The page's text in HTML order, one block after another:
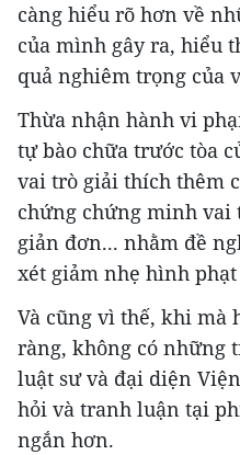
càng hiểu rõ hơn về
của mình gây ra, hiểu
quả nghiêm trọng của
Thừa nhận hành vi
tự bào chữa trước tòa
vai trò giải thích thêm
chứng chứng minh vai
giản đơn... nhằm đề
xét giảm nhẹ hình phạt
Và cũng vì thế, khi mà
ràng, không có những
luật sư và đại diện
hỏi và tranh luận tại
ngắn hơn.